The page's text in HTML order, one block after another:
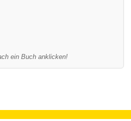
ein Buch anklicken!